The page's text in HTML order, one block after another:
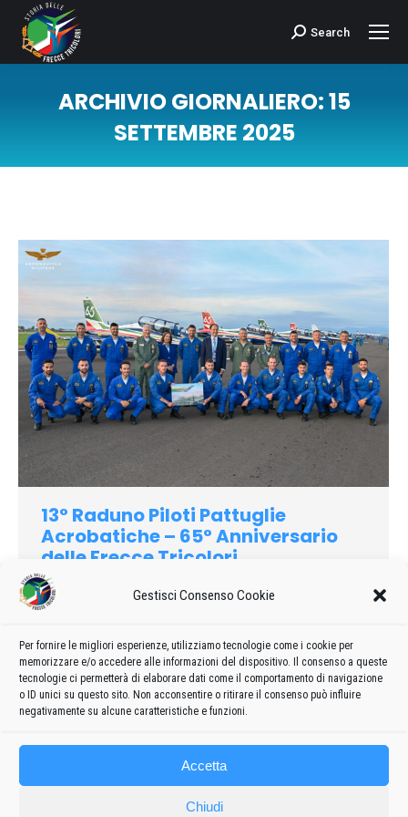
Gestisci Consenso Cookie
Per fornire le migliori esperienze, utilizziamo tecnologie come i cookie per
memorizzare e/o accedere alle informazioni del dispositivo. Il consenso a queste
tecnologie ci permetterà di elaborare dati come il comportamento di navigazione
o ID unici su questo sito. Non acconsentire o ritirare il consenso può influire
negativamente su alcune caratteristiche e funzioni.
Accetta
Chiudi
Cerca:Search
ARCHIVIO GIORNALIERO:15
SETTEMBRE 2025
13° Raduno Piloti Pattuglie
Acrobatiche – 65° Anniversario
delle Frecce Tricolori
2025
Il capo formazione delle Frecce Tricolori è il maggiore Pierlugi
prima di intraprendere la carriera che lo ha portato a bordo di
questi jet